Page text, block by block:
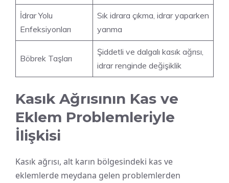
İdrar Yolu
Enfeksiyonları
Sık idrara çıkma, idrar yaparken
yanma
Böbrek Taşları
Şiddetli ve dalgalı kasık ağrısı,
idrar renginde değişiklik
Kasık Ağrısının Kas ve
Eklem Problemleriyle
İlişkisi
Kasık ağrısı, alt karın bölgesindeki kas ve
eklemlerde meydana gelen problemlerden